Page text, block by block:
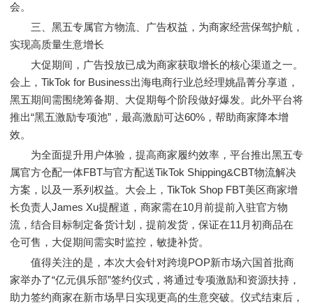
会。
三、黑五专属官方物流、广告权益，为商家经营保驾护航，
实现高质量生意增长
大促期间，广告投放已成为商家获取增长的核心渠道之一。
会上，TikTok for Business出海电商行业总经理姚晶菁分享道，
黑五期间需围绕筹备期、大促期每个阶段做好爆发。此外平台将
推出“黑五激励专项池”，最高激励可达60%，帮助商家降本增
效。
为全面提升用户体验，提高商家履约效率，平台推出黑五专
属官方仓配一体FBT与官方配送TikTok Shipping&CBT物流解决
方案，以及一系列权益。大会上，TikTok Shop FBT美区商家增
长负责人James Xu提醒道，商家需在10月前提前入驻官方物
流，结合目标制定备货计划，提前发货，保证在11月初商品在
仓可售，大促期间需实时监控，敏捷补货。
值得关注的是，本次大会针对跨境POP新市场六国首批商
家举办了“亿元俱乐部”签约仪式，将通过专项激励和资源扶持，
助力签约商家在新市场早日实现更高的生意突破。仪式结束后，